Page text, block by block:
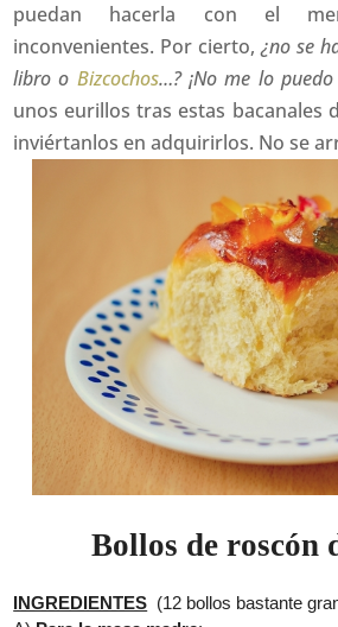
puedan hacerla con el
inconvenientes. Por cierto,¿no se
libro o Bizcochos…? ¡No me lo puedo
unos eurillos tras estas bacanales
inviértanlos en adquirirlos. No se
Bollos de roscón
INGREDIENTES (12 bollos bastante